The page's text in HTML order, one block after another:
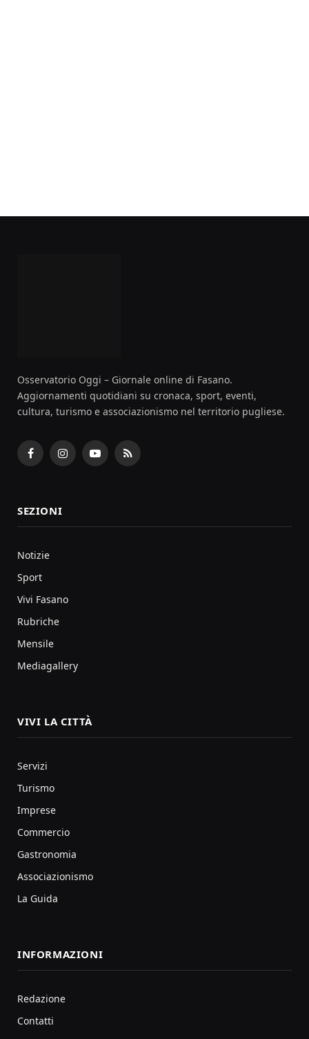
Osservatorio Oggi – Giornale online di Fasano.
Aggiornamenti quotidiani su cronaca, sport, eventi,
cultura, turismo e associazionismo nel territorio pugliese.
FacebookInstagramYouTubeRSS
SEZIONI
Notizie
Sport
Vivi Fasano
Rubriche
Mensile
Mediagallery
VIVI LA CITTÀ
Servizi
Turismo
Imprese
Commercio
Gastronomia
Associazionismo
La Guida
INFORMAZIONI
Redazione
Contatti